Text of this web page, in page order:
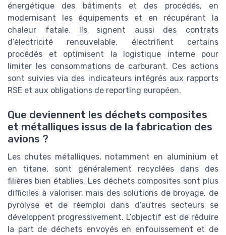
énergétique des bâtiments et des procédés, en
modernisant les équipements et en récupérant la
chaleur fatale. Ils signent aussi des contrats
d’électricité renouvelable, électrifient certains
procédés et optimisent la logistique interne pour
limiter les consommations de carburant. Ces actions
sont suivies via des indicateurs intégrés aux rapports
RSE et aux obligations de reporting européen.
Que deviennent les déchets composites
et métalliques issus de la fabrication des
avions ?
Les chutes métalliques, notamment en aluminium et
en titane, sont généralement recyclées dans des
filières bien établies. Les déchets composites sont plus
difficiles à valoriser, mais des solutions de broyage, de
pyrolyse et de réemploi dans d’autres secteurs se
développent progressivement. L’objectif est de réduire
la part de déchets envoyés en enfouissement et de